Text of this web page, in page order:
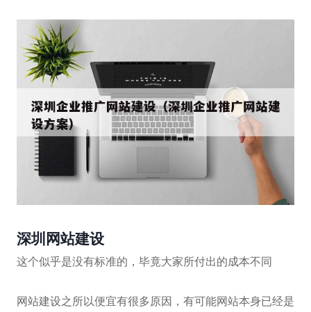
深圳网站建设
这个似乎是没有标准的，毕竟大家所付出的成本不同
网站建设之所以便宜有很多原因，有可能网站本身已经是